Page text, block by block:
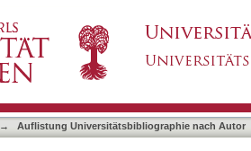
→ Auflistung Universitätsbibliographie nach Autor